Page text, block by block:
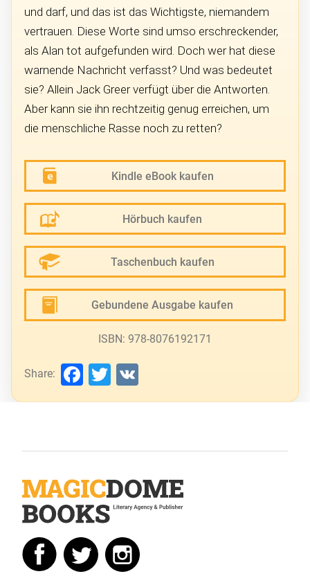
und darf, und das ist das Wichtigste, niemandem
vertrauen. Diese Worte sind umso erschreckender,
als Alan tot aufgefunden wird. Doch wer hat diese
warnende Nachricht verfasst? Und was bedeutet
sie? Allein Jack Greer verfügt über die Antworten.
Aber kann sie ihn rechtzeitig genug erreichen, um
die menschliche Rasse noch zu retten?
Kindle eBook kaufen
Hörbuch kaufen
Taschenbuch kaufen
Gebundene Ausgabe kaufen
ISBN: 978-8076192171
Share: Facebook
Twitter